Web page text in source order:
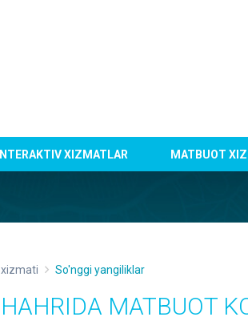
XIZMATLAR MATBUOT
So'nggi yangiliklar
MATBUOT